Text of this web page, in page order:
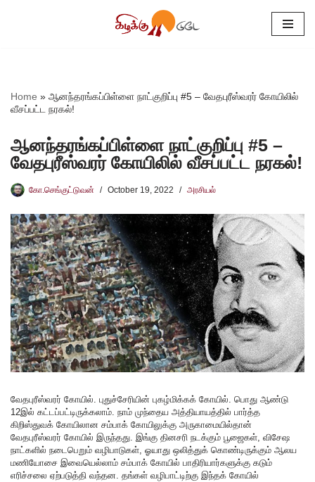
Home » ஆனந்தரங்கப்பிள்ளை நாட்குறிப்பு #5 – வேதபுரீஸ்வரர் கோயிலில்
வீசப்பட்ட நரகல்!
ஆனந்தரங்கப்பிள்ளை நாட்குறிப்பு #5 –
வேதபுரீஸ்வரர் கோயிலில் வீசப்பட்ட நரகல்!
கோ.செங்குட்டுவன் October 19, 2022 அரசியல்
வேதபுரீஸ்வரர் கோயில். புதுச்சேரியின் புகழ்மிக்கக் கோயில். பொது ஆண்டு
12இல் கட்டப்பட்டிருக்கலாம். நாம் முந்தைய அத்தியாயத்தில் பார்த்த
கிறிஸ்துவக் கோயிலான சம்பாக் கோயிலுக்கு அருகாமையில்தான்
வேதபுரீஸ்வரர் கோயில் இருந்தது. இங்கு தினசரி நடக்கும் பூஜைகள், விசேஷ
நாட்களில் நடைபெறும் வழிபாடுகள், ஓயாது ஒலித்துக் கொண்டிருக்கும் ஆலய
மணியோசை இவையெல்லாம் சம்பாக் கோயில் பாதிரியார்களுக்கு கடும்
எரிச்சலை ஏற்படுத்தி வந்தன. தங்கள் வழிபாட்டிற்கு இந்தக் கோயில்